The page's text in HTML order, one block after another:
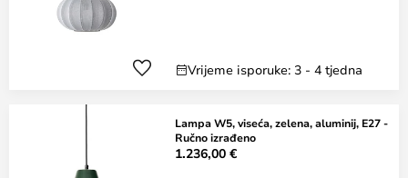
Vrijeme isporuke: 3 - 4 tjedna
Lampa W5, viseća, zelena, aluminij, E27 -
Ručno izrađeno
1.236,00 €